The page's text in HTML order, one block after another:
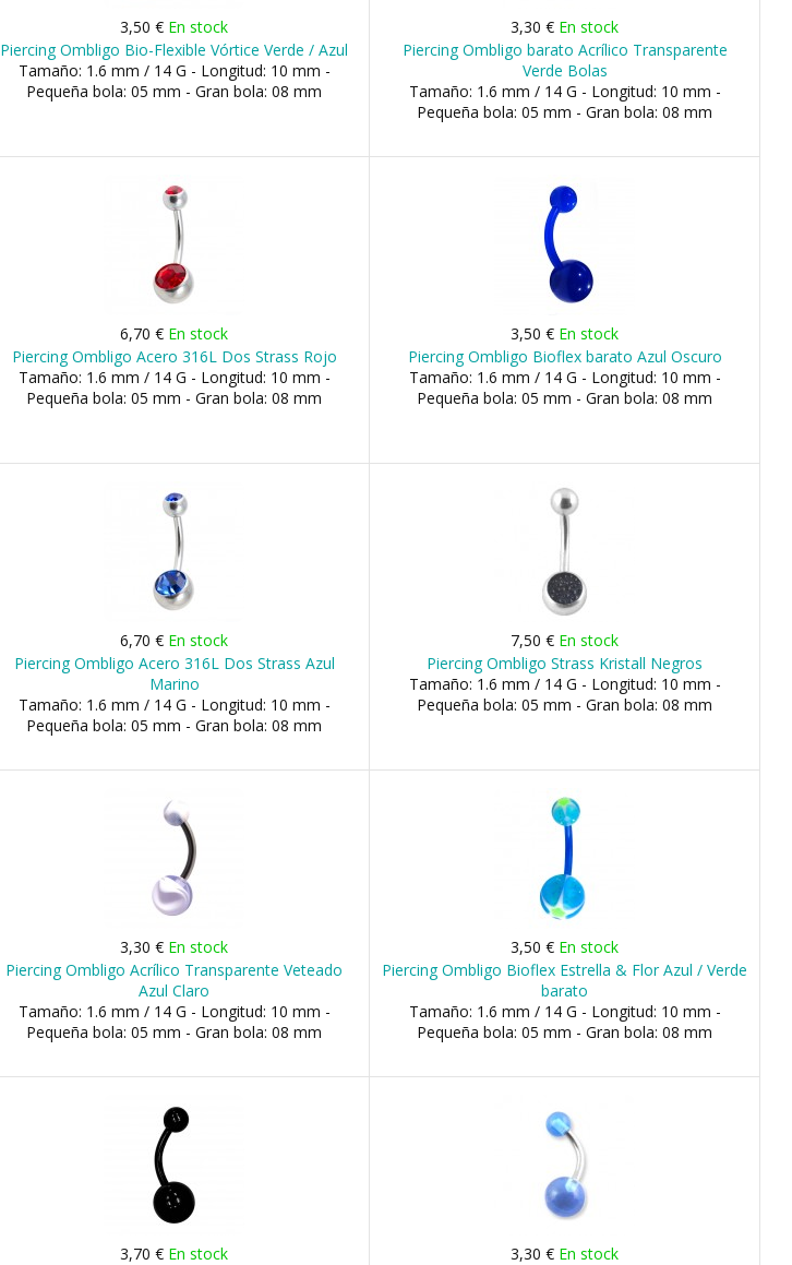
3,50 € En stock
Piercing Ombligo Bio-Flexible Vórtice Verde / Azul
Tamaño: 1.6 mm / 14 G - Longitud: 10 mm -
Pequeña bola: 05 mm - Gran bola: 08 mm
3,30 € En stock
Piercing Ombligo barato Acrílico Transparente
Verde Bolas
Tamaño: 1.6 mm / 14 G - Longitud: 10 mm -
Pequeña bola: 05 mm - Gran bola: 08 mm
6,70 € En stock
Piercing Ombligo Acero 316L Dos Strass Rojo
Tamaño: 1.6 mm / 14 G - Longitud: 10 mm -
Pequeña bola: 05 mm - Gran bola: 08 mm
3,50 € En stock
Piercing Ombligo Bioflex barato Azul Oscuro
Tamaño: 1.6 mm / 14 G - Longitud: 10 mm -
Pequeña bola: 05 mm - Gran bola: 08 mm
6,70 € En stock
Piercing Ombligo Acero 316L Dos Strass Azul
Marino
Tamaño: 1.6 mm / 14 G - Longitud: 10 mm -
Pequeña bola: 05 mm - Gran bola: 08 mm
7,50 € En stock
Piercing Ombligo Strass Kristall Negros
Tamaño: 1.6 mm / 14 G - Longitud: 10 mm -
Pequeña bola: 05 mm - Gran bola: 08 mm
3,30 € En stock
Piercing Ombligo Acrílico Transparente Veteado
Azul Claro
Tamaño: 1.6 mm / 14 G - Longitud: 10 mm -
Pequeña bola: 05 mm - Gran bola: 08 mm
3,50 € En stock
Piercing Ombligo Bioflex Estrella & Flor Azul / Verde
barato
Tamaño: 1.6 mm / 14 G - Longitud: 10 mm -
Pequeña bola: 05 mm - Gran bola: 08 mm
3,70 € En stock
3,30 € En stock